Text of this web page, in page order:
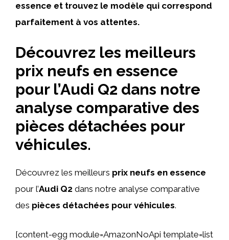
essence et trouvez le modèle qui correspond
parfaitement à vos attentes.
Découvrez les meilleurs
prix neufs en essence
pour l’Audi Q2 dans notre
analyse comparative des
pièces détachées pour
véhicules.
Découvrez les meilleurs prix neufs en essence
pour l’Audi Q2 dans notre analyse comparative
des pièces détachées pour véhicules.
[content-egg module=AmazonNoApi template=list